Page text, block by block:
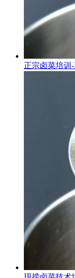
正宗卤菜培训